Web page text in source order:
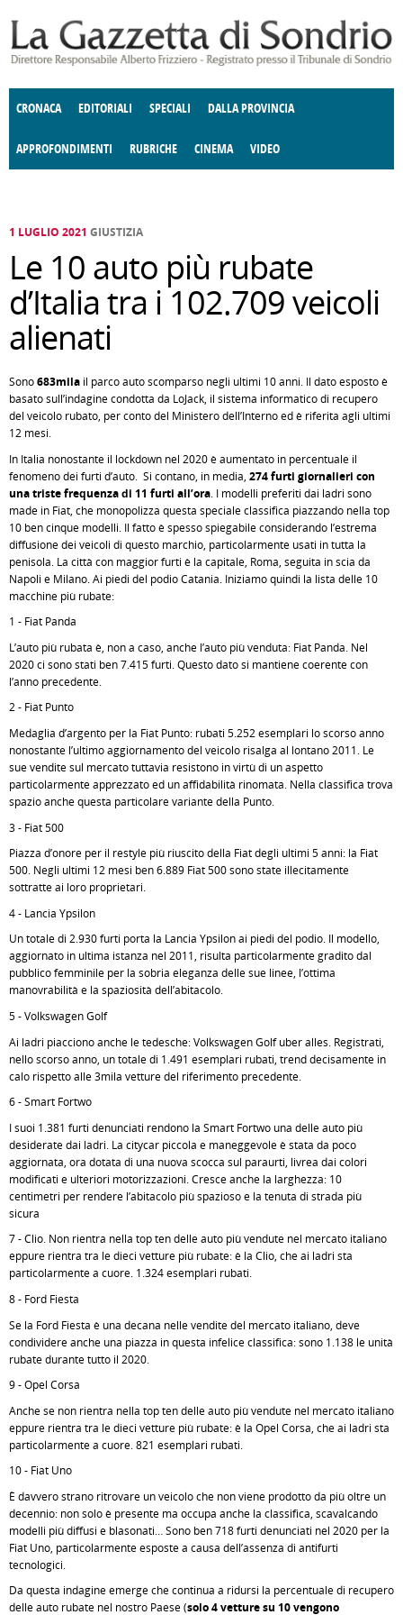
CRONACA EDITORIALI SPECIALI DALLA PROVINCIA
APPROFONDIMENTI
E SPETTACOLI POLITICA
RUBRICHE
DELLE IDEE FATTI DELLO SPIRITO
CINEMA VIDEO
1 LUGLIO 2021 GIUSTIZIA
Le 10 auto più rubate
d’Italia tra i 102.709 veicoli
alienati
Sono683mila il parco auto scomparso negli ultimi 10 anni. Il dato esposto è
basato sull’indagine condotta da LoJack, il sistema informatico di recupero
del veicolo rubato, per conto del Ministero dell’Interno ed è riferita agli ultimi
12 mesi.
In Italia nonostante il lockdown nel 2020 è aumentato in percentuale il
fenomeno dei furti d’auto. Si contano, in media, 274 furti giornalieri con
una triste frequenza di 11 furti all’ora. I modelli preferiti dai ladri sono
made in Fiat, che monopolizza questa speciale classifica piazzando nella top
10 ben cinque modelli. Il fatto è spesso spiegabile considerando l’estrema
diffusione dei veicoli di questo marchio, particolarmente usati in tutta la
penisola. La città con maggior furti è la capitale, Roma, seguita in scia da
Napoli e Milano. Ai piedi del podio Catania. Iniziamo quindi la lista delle 10
macchine più rubate:
1 - Fiat Panda
L’auto più rubata è, non a caso, anche l’auto più venduta: Fiat Panda. Nel
2020 ci sono stati ben 7.415 furti. Questo dato si mantiene coerente con
l’anno precedente.
2 - Fiat Punto
Medaglia d’argento per la Fiat Punto: rubati 5.252 esemplari lo scorso anno
nonostante l’ultimo aggiornamento del veicolo risalga al lontano 2011. Le
sue vendite sul mercato tuttavia resistono in virtù di un aspetto
particolarmente apprezzato ed un affidabilità rinomata. Nella classifica trova
spazio anche questa particolare variante della Punto.
3 - Fiat 500
Piazza d’onore per il restyle più riuscito della Fiat degli ultimi 5 anni: la Fiat
500. Negli ultimi 12 mesi ben 6.889 Fiat 500 sono state illecitamente
sottratte ai loro proprietari.
4 - Lancia Ypsilon
Un totale di 2.930 furti porta la Lancia Ypsilon ai piedi del podio. Il modello,
aggiornato in ultima istanza nel 2011, risulta particolarmente gradito dal
pubblico femminile per la sobria eleganza delle sue linee, l’ottima
manovrabilità e la spaziosità dell’abitacolo.
5 - Volkswagen Golf
Ai ladri piacciono anche le tedesche: Volkswagen Golf uber alles. Registrati,
nello scorso anno, un totale di 1.491 esemplari rubati, trend decisamente in
calo rispetto alle 3mila vetture del riferimento precedente.
6 - Smart Fortwo
I suoi 1.381 furti denunciati rendono la Smart Fortwo una delle auto più
desiderate dai ladri. La citycar piccola e maneggevole è stata da poco
aggiornata, ora dotata di una nuova scocca sul paraurti, livrea dai colori
modificati e ulteriori motorizzazioni. Cresce anche la larghezza: 10
centimetri per rendere l’abitacolo più spazioso e la tenuta di strada più
sicura
7 - Clio. Non rientra nella top ten delle auto più vendute nel mercato italiano
eppure rientra tra le dieci vetture più rubate: è la Clio, che ai ladri sta
particolarmente a cuore. 1.324 esemplari rubati.
8 - Ford Fiesta
Se la Ford Fiesta è una decana nelle vendite del mercato italiano, deve
condividere anche una piazza in questa infelice classifica: sono 1.138 le unità
rubate durante tutto il 2020.
9 - Opel Corsa
Anche se non rientra nella top ten delle auto più vendute nel mercato italiano
eppure rientra tra le dieci vetture più rubate: è la Opel Corsa, che ai ladri sta
particolarmente a cuore. 821 esemplari rubati.
10 - Fiat Uno
È davvero strano ritrovare un veicolo che non viene prodotto da più oltre un
decennio: non solo è presente ma occupa anche la classifica, scavalcando
modelli più diffusi e blasonati… Sono ben 718 furti denunciati nel 2020 per la
Fiat Uno, particolarmente esposte a causa dell’assenza di antifurti
tecnologici.
Da questa indagine emerge che continua a ridursi la percentuale di recupero
delle auto rubate nel nostro Paese (solo 4 vetture su 10 vengono